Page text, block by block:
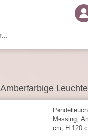
Amberfarbige
Messing,
cm, H 120